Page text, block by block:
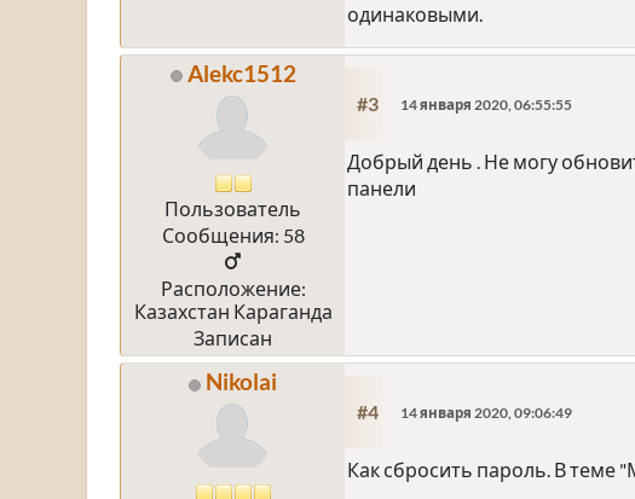
одинаковыми.
Alekc1512
Пользователь
Сообщения: 58
Расположение:
Казахстан Караганда
Записан
#3 14 января 2020, 06:55:55
Добрый день . Не могу
панели
Nikolai
#4 14 января 2020, 09:06:49
Как сбросить пароль. В теме